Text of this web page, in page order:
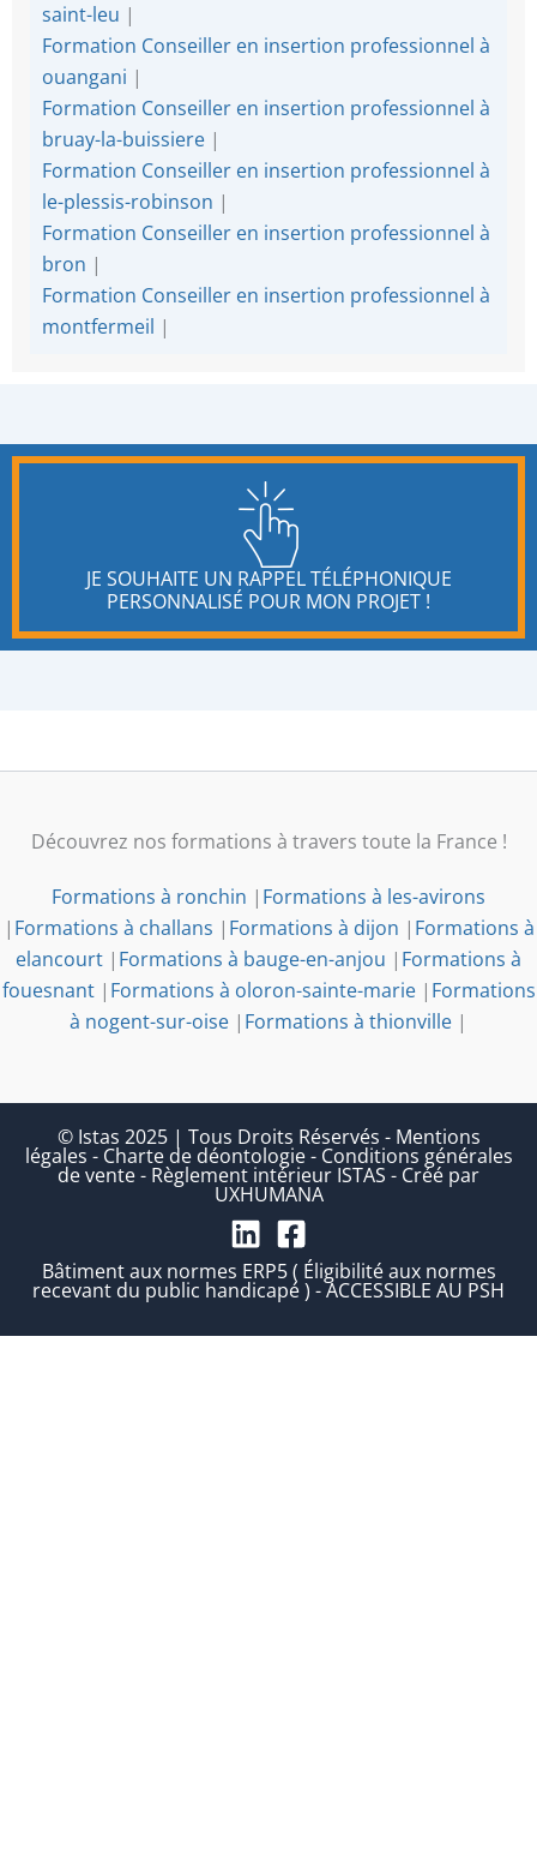
saint-leu |
Formation Conseiller en insertion professionnel à
ouangani |
Formation Conseiller en insertion professionnel à
bruay-la-buissiere |
Formation Conseiller en insertion professionnel à
le-plessis-robinson |
Formation Conseiller en insertion professionnel à
bron |
Formation Conseiller en insertion professionnel à
montfermeil |
JE SOUHAITE UN RAPPEL TÉLÉPHONIQUE
PERSONNALISÉ POUR MON PROJET !
Découvrez nos formations à travers toute la France !
Formations à ronchin | Formations à les-avirons
| Formations à challans | Formations à dijon | Formations à
elancourt | Formations à bauge-en-anjou | Formations à
fouesnant| Formations à oloron-sainte-marie| Formations
à nogent-sur-oise | Formations à thionville |
© Istas 2025 | Tous Droits Réservés - Mentions
légales - Charte de déontologie- Conditions générales
de vente- Règlement intérieur ISTAS - Créé par
UXHUMANA
Bâtiment aux normes ERP5 ( Éligibilité aux normes
recevant du public handicapé ) - ACCESSIBLE AU PSH